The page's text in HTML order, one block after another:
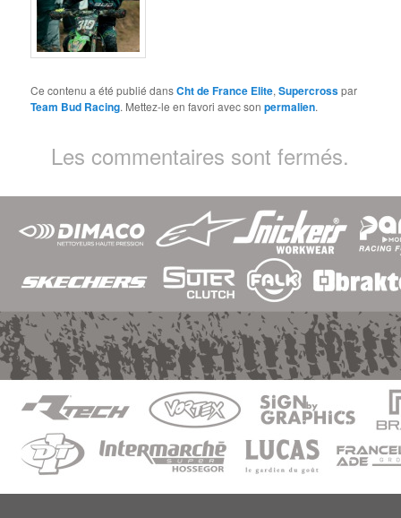
Ce contenu a été publié dansCht de France Elite,Supercrosspar
Team Bud Racing. Mettez-le en favori avec sonpermalien.
Les commentaires sont fermés.